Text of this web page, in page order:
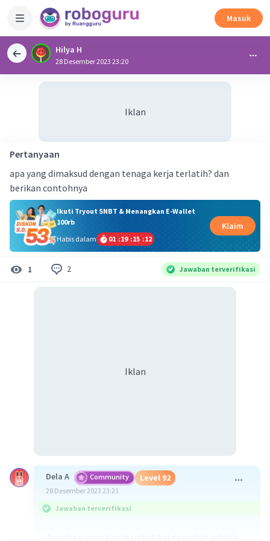
Masuk
Hilya H
28 Desember 2023 23:20
Iklan
Pertanyaan
apa yang dimaksud dengan tenaga kerja terlatih? dan
berikan contohnya
Ikuti Tryout SNBT & Menangkan E-Wallet
100rb
Habis dalam
01 :19 :15 :12
Klaim
1 2 Jawaban terverifikasi
Iklan
Dela A Community Level 92
28 Desember 2023 23:21
Jawaban terverifikasi